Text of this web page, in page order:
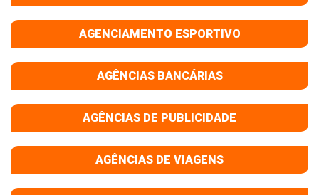
AGENCIAMENTO ESPORTIVO
AGÊNCIAS BANCÁRIAS
AGÊNCIAS DE PUBLICIDADE
AGÊNCIAS DE VIAGENS